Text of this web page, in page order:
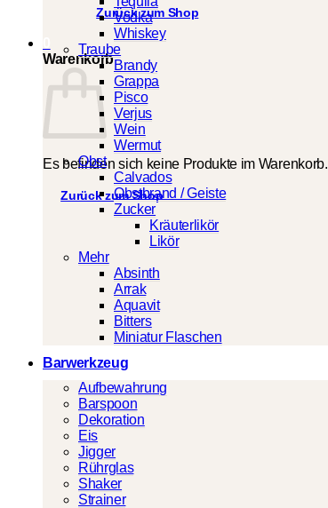
Zurück zum Shop
Warenkorb
Es befinden sich keine Produkte im Warenkorb.
Zurück zum Shop
Vodka
Whiskey
Traube
Brandy
Grappa
Pisco
Verjus
Wein
Wermut
Obst
Calvados
Obstbrand / Geiste
Zucker
Kräuterlikör
Likör
Mehr
Absinth
Arrak
Aquavit
Bitters
Miniatur Flaschen
Barwerkzeug
Aufbewahrung
Barspoon
Dekoration
Eis
Jigger
Rührglas
Shaker
Strainer